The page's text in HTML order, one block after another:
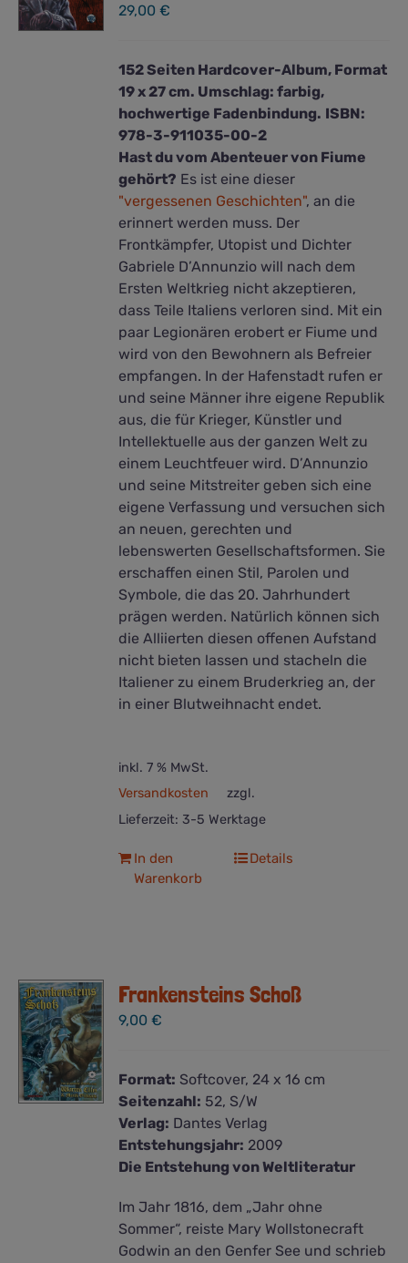
29,00€
152 Seiten Hardcover-Album, Format
19 x 27 cm. Umschlag: farbig,
hochwertige Fadenbindung. ISBN:
978-3-911035-00-2
Hast du vom Abenteuer von Fiume
gehört? Es ist eine dieser
"vergessenen Geschichten", an die
erinnert werden muss. Der
Frontkämpfer, Utopist und Dichter
Gabriele D’Annunzio will nach dem
Ersten Weltkrieg nicht akzeptieren,
dass Teile Italiens verloren sind. Mit ein
paar Legionären erobert er Fiume und
wird von den Bewohnern als Befreier
empfangen. In der Hafenstadt rufen er
und seine Männer ihre eigene Republik
aus, die für Krieger, Künstler und
Intellektuelle aus der ganzen Welt zu
einem Leuchtfeuer wird. D’Annunzio
und seine Mitstreiter geben sich eine
eigene Verfassung und versuchen sich
an neuen, gerechten und
lebenswerten Gesellschaftsformen. Sie
erschaffen einen Stil, Parolen und
Symbole, die das 20. Jahrhundert
prägen werden. Natürlich können sich
die Alliierten diesen offenen Aufstand
nicht bieten lassen und stacheln die
Italiener zu einem Bruderkrieg an, der
in einer Blutweihnacht endet.
inkl. 7 % MwSt.
zzgl.
Versandkosten
Lieferzeit: 3-5 Werktage
In den
Warenkorb
Details
Frankensteins Schoß
9,00€
Format: Softcover, 24 x 16 cm
Seitenzahl: 52, S/W
Verlag: Dantes Verlag
Entstehungsjahr: 2009
Die Entstehung von Weltliteratur
Im Jahr 1816, dem „Jahr ohne
Sommer“, reiste Mary Wollstonecraft
Godwin an den Genfer See und schrieb